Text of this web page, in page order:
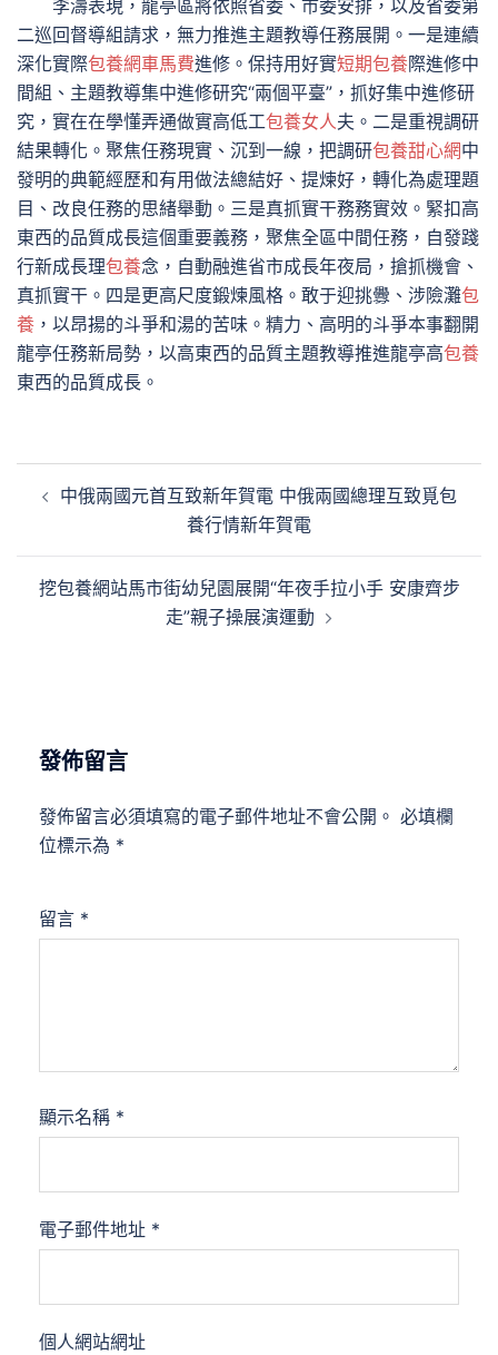
李濤表現，龍亭區將依照省委、市委安排，以及省委第
二巡回督導組請求，無力推進主題教導任務展開。一是連續
深化實際包養網車馬費進修。保持用好實短期包養際進修中
間組、主題教導集中進修研究“兩個平臺”，抓好集中進修研
究，實在在學懂弄通做實高低工包養女人夫。二是重視調研
結果轉化。聚焦任務現實、沉到一線，把調研包養甜心網中
發明的典範經歷和有用做法總結好、提煉好，轉化為處理題
目、改良任務的思緒舉動。三是真抓實干務務實效。緊扣高
東西的品質成長這個重要義務，聚焦全區中間任務，自發踐
行新成長理包養念，自動融進省市成長年夜局，搶抓機會、
真抓實干。四是更高尺度鍛煉風格。敢于迎挑釁、涉險灘包
養 ，以昂揚的斗爭和湯的苦味。精力、高明的斗爭本事翻開
龍亭任務新局勢，以高東西的品質主題教導推進龍亭高包養
東西的品質成長。
覽
中俄兩國元首互致新年賀電 中俄兩國總理互致覓包
養行情新年賀電
挖包養網站馬市街幼兒園展開“年夜手拉小手 安康齊步
走”親子操展演運動
發佈留言
發佈留言必須填寫的電子郵件地址不會公開。 必填欄
位標示為 *
留言 *
顯示名稱 *
電子郵件地址 *
個人網站網址